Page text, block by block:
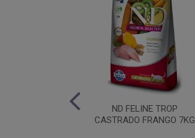
ND FELINE TROP
CASTRADO FRANGO 7KG